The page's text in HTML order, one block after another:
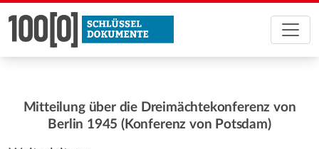
Mitteilung über die Dreimächtekonferenz von
Berlin 1945 (Konferenz von Potsdam)